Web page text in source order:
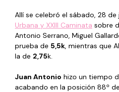
Allí se celebró el sábado, 28 de
Urbana y XXIII Caminata sobre
Antonio Serrano, Miguel
prueba de 5,5k, mientras que
la de 2,75k.
Juan Antonio hizo un tiempo
acabando en la posición 88º